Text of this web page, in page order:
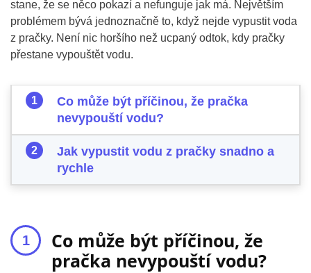
stane, že se něco pokazí a nefunguje jak má. Největším
problémem bývá jednoznačně to, když nejde vypustit voda
z pračky. Není nic horšího než ucpaný odtok, kdy pračky
přestane vypouštět vodu.
Co může být příčinou, že pračka
nevypouští vodu?
Jak vypustit vodu z pračky snadno a
rychle
Co může být příčinou, že
pračka nevypouští vodu?